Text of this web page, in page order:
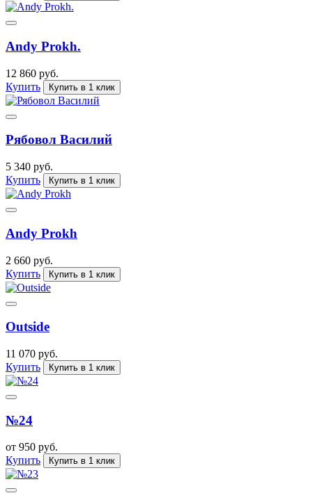
Andy Prokh.
12 860 руб.
Купить
Купить в 1 клик
Рябовол Василий
5 340 руб.
Купить
Купить в 1 клик
Andy Prokh
2 660 руб.
Купить
Купить в 1 клик
Outside
11 070 руб.
Купить
Купить в 1 клик
№24
от 950 руб.
Купить
Купить в 1 клик